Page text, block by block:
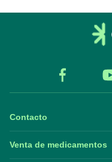
Contacto
Venta de medicamentos